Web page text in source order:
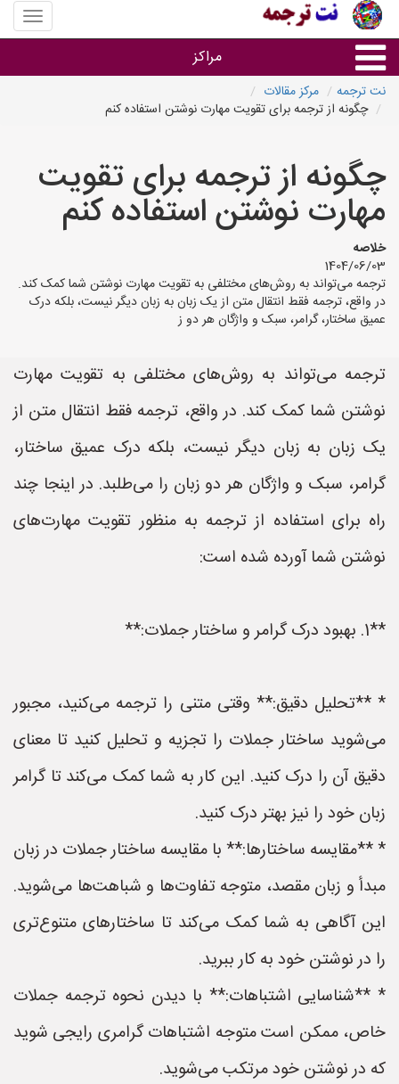
منوی
سایت
ترجمه
مراکز
خدمات ترجمه و تایپ
دفاتر ترجمه شهرها
مرکز تایپ های شهرها
نت ترجمه
مرکز مقالات
چگونه از ترجمه برای تقویت مهارت نوشتن استفاده کنم
چگونه از ترجمه برای تقویت
مهارت نوشتن استفاده کنم
خلاصه
1404/06/03
ترجمه می‌تواند به روش‌های مختلفی به تقویت مهارت نوشتن شما کمک کند.
در واقع، ترجمه فقط انتقال متن از یک زبان به زبان دیگر نیست، بلکه درک
عمیق ساختار، گرامر، سبک و واژگان هر دو ز
ترجمه می‌تواند به روش‌های مختلفی به تقویت مهارت
نوشتن شما کمک کند. در واقع، ترجمه فقط انتقال متن از
یک زبان به زبان دیگر نیست، بلکه درک عمیق ساختار،
گرامر، سبک و واژگان هر دو زبان را می‌طلبد. در اینجا چند
راه برای استفاده از ترجمه به منظور تقویت مهارت‌های
نوشتن شما آورده شده است:
**1. بهبود درک گرامر و ساختار جملات:**
* **تحلیل دقیق:** وقتی متنی را ترجمه می‌کنید، مجبور
می‌شوید ساختار جملات را تجزیه و تحلیل کنید تا معنای
دقیق آن را درک کنید. این کار به شما کمک می‌کند تا گرامر
زبان خود را نیز بهتر درک کنید.
* **مقایسه ساختارها:** با مقایسه ساختار جملات در زبان
مبدأ و زبان مقصد، متوجه تفاوت‌ها و شباهت‌ها می‌شوید.
این آگاهی به شما کمک می‌کند تا ساختارهای متنوع‌تری
را در نوشتن خود به کار ببرید.
* **شناسایی اشتباهات:** با دیدن نحوه ترجمه جملات
خاص، ممکن است متوجه اشتباهات گرامری رایجی شوید
که در نوشتن خود مرتکب می‌شوید.